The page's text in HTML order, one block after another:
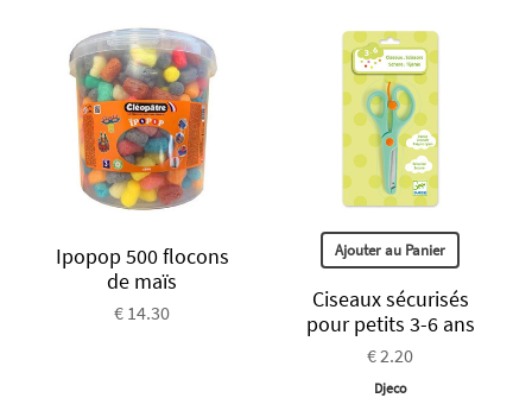
Ipopop 500 flocons
de maïs
€ 14.30
Ajouter au Panier
Ciseaux sécurisés
pour petits 3-6 ans
€ 2.20
Djeco